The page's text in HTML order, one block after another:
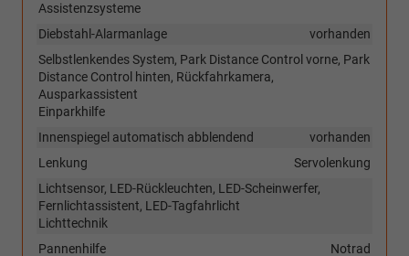
Assistenzsysteme
vorhanden
Diebstahl-Alarmanlage
Selbstlenkendes System, Park Distance Control vorne, Park
Distance Control hinten, Rückfahrkamera,
Ausparkassistent
Einparkhilfe
vorhanden
Innenspiegel automatisch abblendend
Servolenkung
Lenkung
Lichtsensor, LED-Rückleuchten, LED-Scheinwerfer,
Fernlichtassistent, LED-Tagfahrlicht
Lichttechnik
Notrad
Pannenhilfe